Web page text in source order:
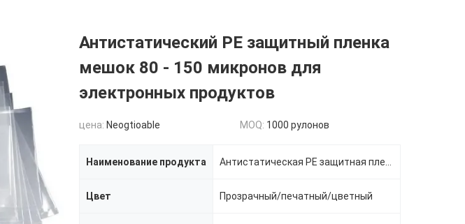
Антистатический PE защитный пленка
мешок 80 - 150 микронов для
электронных продуктов
цена: Neogtioable MOQ: 1000 рулонов
Наименование продукта
Цвет Прозрачный/печатный/цветный